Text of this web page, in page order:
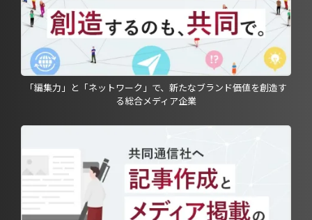
「編集力」と「ネットワーク」で、新たなブランド価値を創造す
る総合メディア企業